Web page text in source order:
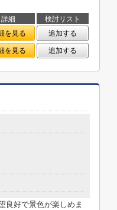
詳細
検討リスト
を見る
追加する
を見る 追加する
良好で景色が楽しめま